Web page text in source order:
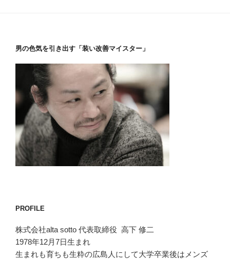
男の色気を引き出す「装い改善マイスター」
PROFILE
株式会社alta sotto 代表取締役 高下 修二
1978年12月7日生まれ
生まれも育ちも生粋の広島人にして大学卒業後はメンズ